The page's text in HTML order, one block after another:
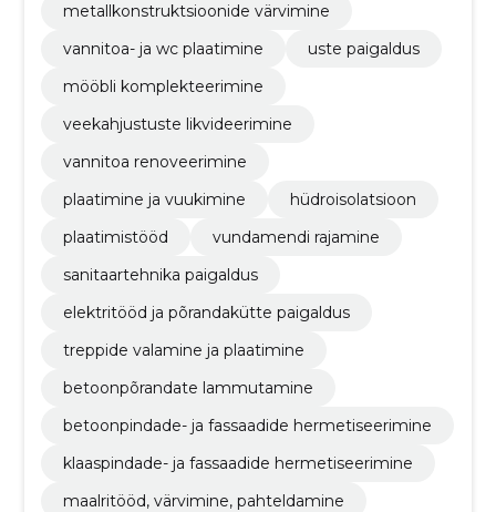
metallkonstruktsioonide värvimine
vannitoa- ja wc plaatimine
uste paigaldus
mööbli komplekteerimine
veekahjustuste likvideerimine
vannitoa renoveerimine
plaatimine ja vuukimine
hüdroisolatsioon
plaatimistööd
vundamendi rajamine
sanitaartehnika paigaldus
elektritööd ja põrandakütte paigaldus
treppide valamine ja plaatimine
betoonpõrandate lammutamine
betoonpindade- ja fassaadide hermetiseerimine
klaaspindade- ja fassaadide hermetiseerimine
maalritööd, värvimine, pahteldamine